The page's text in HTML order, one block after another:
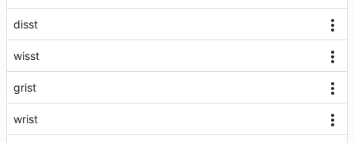
disst
wisst
grist
wrist